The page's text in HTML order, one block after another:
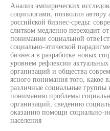
Анализ эмпирических
социологами, позволил автору
российской бизнес-среды:
слитком медленно переходит
понимании социальной
социально-этической
бизнеса в разработке новых
уровнем рефлексии
организаций и общества
ясного понимания того, какое
различные социальные группы
пониманию проблемы
организаций, сведению
оказанию помощи социально-
населения